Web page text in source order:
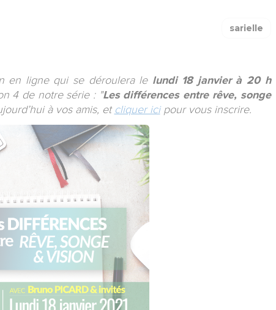
sarielle
en ligne qui se déroulera lelundi 18 janvier à 20 h
4 de notre série : "Les différences entre rêve, songe
à vos amis, et cliquer icipour vous inscrire.